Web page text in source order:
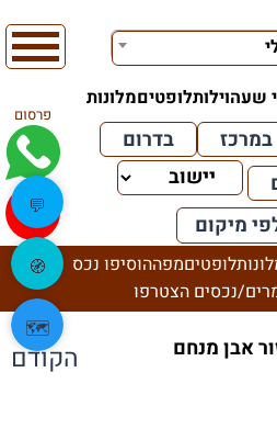
שעהוילותלופטיםמלונות
פרסום
במרכז
בדרום
מיקום
לופטיםמפההוסיפו נכס
נכסים הצטרפו
הקודם
💬
🧭
🗺️